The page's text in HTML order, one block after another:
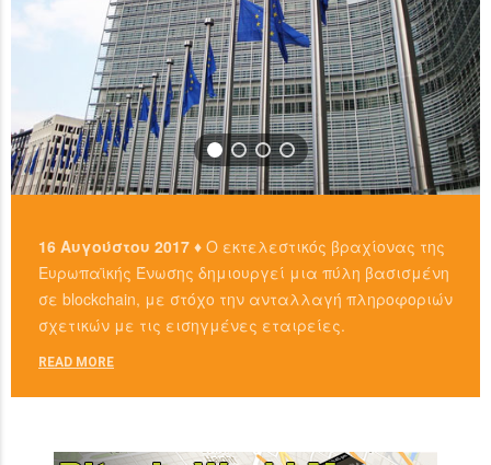
16 Αυγούστου 2017 ♦ Ο εκτελεστικός βραχίονας της
Ευρωπαϊκής Ένωσης δημιουργεί μια πύλη βασισμένη
σε blockchain, με στόχο την ανταλλαγή πληροφοριών
σχετικών με τις εισηγμένες εταιρείες.
READ MORE